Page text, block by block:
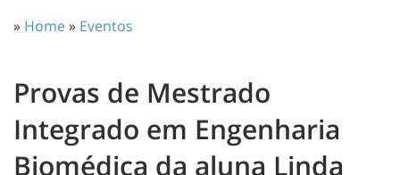
» Home» Eventos
Provas de Mestrado
Integrado em Engenharia
Biomédica da aluna Linda